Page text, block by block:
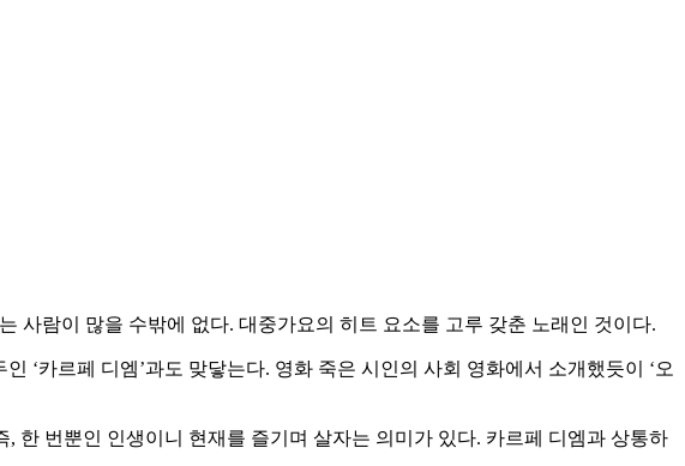
사람이 많을 수밖에 없다. 대중가요의 히트 요소를 고루 갖춘 노래인 것이다.
‘카르페 디엠’과도 맞닿는다. 영화 죽은 시인의 사회 영화에서 소개했듯이 ‘오
, 한 번뿐인 인생이니 현재를 즐기며 살자는 의미가 있다. 카르페 디엠과 상통하